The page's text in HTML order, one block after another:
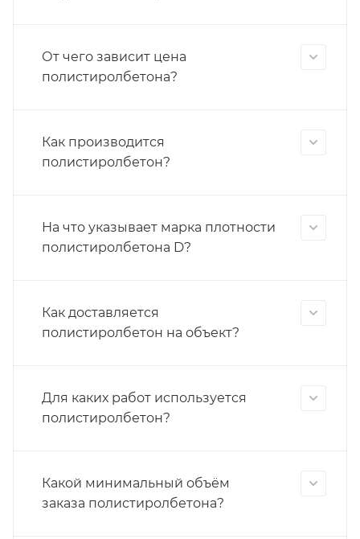
От чего зависит цена
полистиролбетона?
Как производится
полистиролбетон?
На что указывает марка плотности
полистиролбетона D?
Как доставляется
полистиролбетон на объект?
Для каких работ используется
полистиролбетон?
Какой минимальный объём
заказа полистиролбетона?